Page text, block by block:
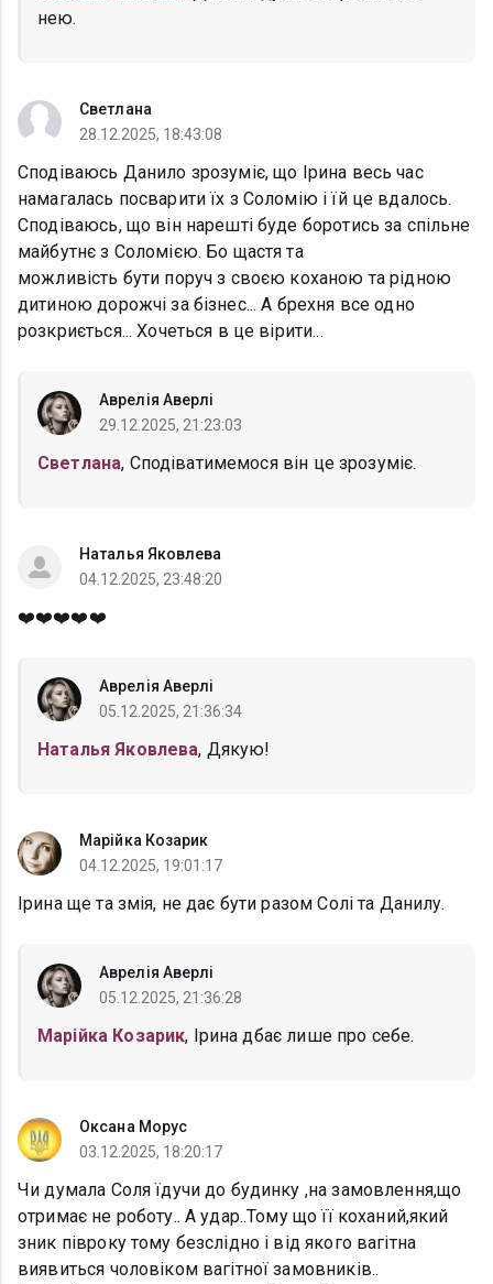
нею.
Светлана
28.12.2025, 18:43:08
Сподіваюсь Данило зрозуміє, що Ірина весь час
намагалась посварити їх з Соломію і їй це вдалось.
Сподіваюсь, що він нарешті буде боротись за спільне
майбутнє з Соломією. Бо щастя та
можливість бути поруч з своєю коханою та рідною
дитиною дорожчі за бізнес... А брехня все одно
розкриється... Хочеться в це вірити...
Аврелія Аверлі
29.12.2025, 21:23:03
Светлана, Сподіватимемося він це зрозуміє.
Наталья Яковлева
04.12.2025, 23:48:20
❤️❤️❤️❤️❤️
Аврелія Аверлі
05.12.2025, 21:36:34
Наталья Яковлева, Дякую!
Марійка Козарик
04.12.2025, 19:01:17
Ірина ще та змія, не дає бути разом Солі та Данилу.
Аврелія Аверлі
05.12.2025, 21:36:28
Марійка Козарик, Ірина дбає лише про себе.
Оксана Морус
03.12.2025, 18:20:17
Чи думала Соля їдучи до будинку ,на замовлення,що
отримає не роботу.. А удар..Тому що її коханий,який
зник півроку тому безслідно і від якого вагітна
виявиться чоловіком вагітної замовників..